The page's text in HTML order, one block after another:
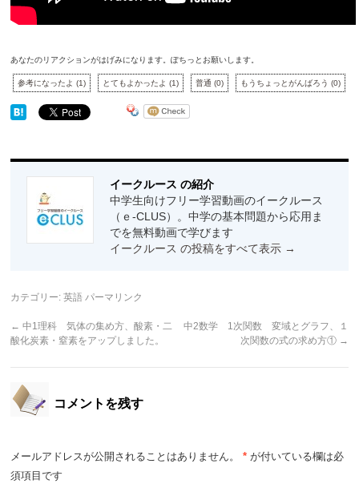
あなたのリアクションがはげみになります。ぽちっとお願いします。
参考になったよ(1) とてもよかったよ(1) 普通(0) もうちょっとがんばろう(0)
イークルース の紹介
中学生向けフリー学習動画のイークルース
（ｅ-CLUS）。中学の基本問題から応用ま
でを無料動画で学びます
イークルース の投稿をすべて表示 →
カテゴリー:英語 パーマリンク
← 中1理科 気体の集め方、酸素・二
酸化炭素・窒素をアップしました。
中2数学 1次関数 変域とグラフ、１
次関数の式の求め方① →
コメントを残す
メールアドレスが公開されることはありません。 * が付いている欄は必
須項目です